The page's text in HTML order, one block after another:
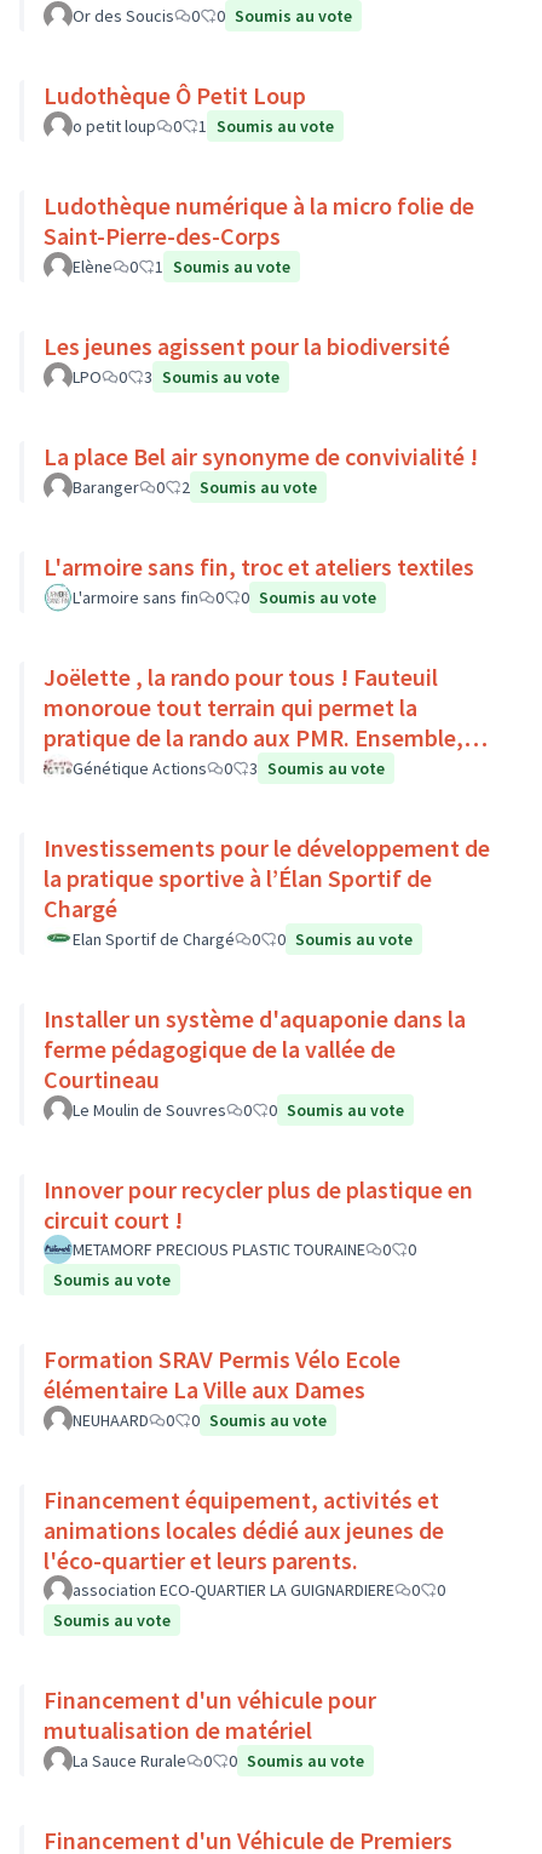
Or des Soucis 0 0 Soumis au vote
Ludothèque Ô Petit Loup
o petit loup 0 1 Soumis au vote
Ludothèque numérique à la micro folie de
Saint-Pierre-des-Corps
Elène 0 1 Soumis au vote
Les jeunes agissent pour la biodiversité
LPO 0 3 Soumis au vote
La place Bel air synonyme de convivialité !
Baranger 0 2 Soumis au vote
L'armoire sans fin, troc et ateliers textiles
L'armoire sans fin 0 0 Soumis au vote
Joëlette , la rando pour tous ! Fauteuil
monoroue tout terrain qui permet la
pratique de la rando aux PMR. Ensemble,
faisons du sport :)
Génétique Actions 0 3 Soumis au vote
Investissements pour le développement de
la pratique sportive à l’Élan Sportif de
Chargé
Elan Sportif de Chargé 0 0 Soumis au vote
Installer un système d'aquaponie dans la
ferme pédagogique de la vallée de
Courtineau
Le Moulin de Souvres 0 0 Soumis au vote
Innover pour recycler plus de plastique en
circuit court !
METAMORF PRECIOUS PLASTIC TOURAINE 0
0
Soumis au vote
Formation SRAV Permis Vélo Ecole
élémentaire La Ville aux Dames
NEUHAARD 0 0 Soumis au vote
Financement équipement, activités et
animations locales dédié aux jeunes de
l'éco-quartier et leurs parents.
association ECO-QUARTIER LA GUIGNARDIERE 0
0
Soumis au vote
Financement d'un véhicule pour
mutualisation de matériel
La Sauce Rurale 0 0 Soumis au vote
Financement d'un Véhicule de Premiers